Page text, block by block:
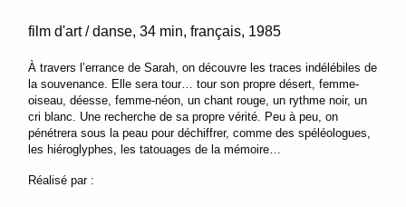
film d'art / danse 34 min français 1985
À travers l’errance de Sarah, on découvre les traces indélébiles de
la souvenance. Elle sera tour… tour son propre désert, femme-
oiseau, déesse, femme-néon, un chant rouge, un rythme noir, un
cri blanc. Une recherche de sa propre vérité. Peu à peu, on
pénétrera sous la peau pour déchiffrer, comme des spéléologues,
les hiéroglyphes, les tatouages de la mémoire…
Réalisé par :